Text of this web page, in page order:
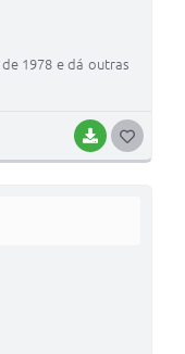
BAIXAR
1978 e dá outras